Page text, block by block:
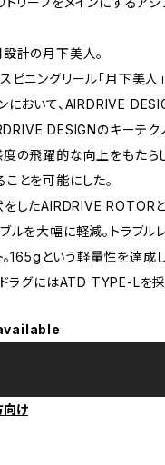
計の月下美人。
ピニングリール「月下美人
において、AIRDRIVE
DESIGNのキーテク
の飛躍的な向上をもたら
とを可能にした。
したAIRDRIVE ROTOR
ルを大幅に軽減。トラブル
。165gという軽量性を達成
ラグにはATD TYPE-Lを採
向け